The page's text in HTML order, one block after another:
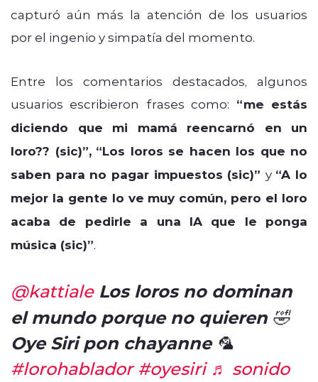
capturó aún más la atención de los usuarios
por el ingenio y simpatía del momento.
Entre los comentarios destacados, algunos
usuarios escribieron frases como: “me estás
diciendo que mi mamá reencarnó en un
loro?? (sic)”, “Los loros se hacen los que no
saben para no pagar impuestos (sic)” y “A lo
mejor la gente lo ve muy común, pero el loro
acaba de pedirle a una IA que le ponga
música (sic)”.
@kattialeLos loros no dominan
el mundo porque no quieren 🤣
Oye Siri pon chayanne 🦜
#lorohablador #oyesiri ♬ sonido